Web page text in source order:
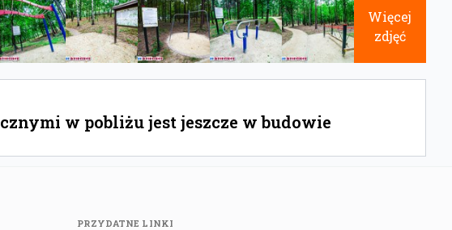
Więcej
zdjęć
w pobliżu jest jeszcze w budowie
PRZYDATNE LINKI